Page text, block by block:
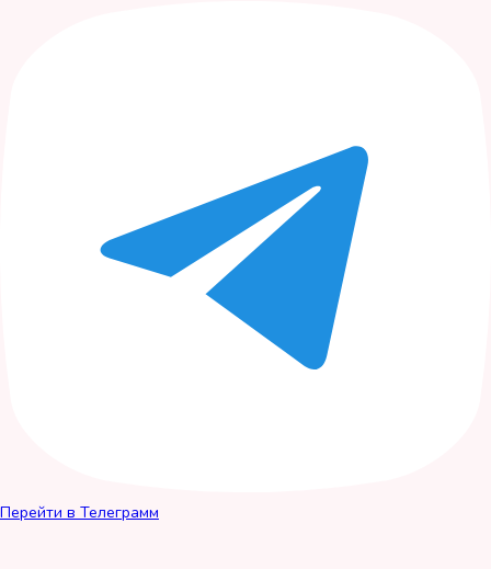
Перейти в Телеграмм